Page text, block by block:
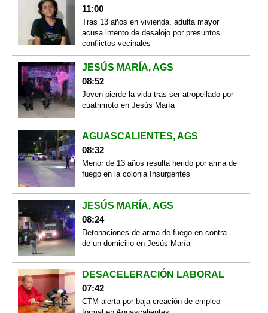
11:00
Tras 13 años en vivienda, adulta mayor
acusa intento de desalojo por presuntos
conflictos vecinales
JESÚS MARÍA, AGS
08:52
Joven pierde la vida tras ser atropellado por
cuatrimoto en Jesús María
AGUASCALIENTES, AGS
08:32
Menor de 13 años resulta herido por arma de
fuego en la colonia Insurgentes
JESÚS MARÍA, AGS
08:24
Detonaciones de arma de fuego en contra
de un domicilio en Jesús María
DESACELERACIÓN LABORAL
07:42
CTM alerta por baja creación de empleo